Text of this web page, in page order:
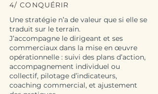
4/ CONQUÉRIR
Une stratégie n’a de valeur que si elle se
traduit sur le terrain.
J’accompagne le dirigeant et ses
commerciaux dans la mise en œuvre
opérationnelle : suivi des plans d’action,
accompagnement individuel ou
collectif, pilotage d’indicateurs,
coaching commercial, et ajustement